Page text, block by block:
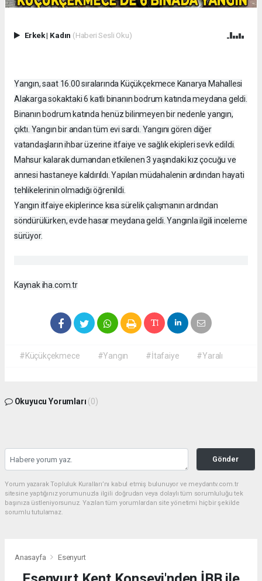
Erkek| Kadın (Haberi Sesli Oku)
Yangın, saat 16.00 sıralarında Küçükçekmece Kanarya Mahallesi
Alakarga sokaktaki 6 katlı binanın bodrum katında meydana geldi.
Binanın bodrum katında henüz bilinmeyen bir nedenle yangın,
çıktı. Yangın bir andan tüm evi sardı. Yangını gören diğer
vatandaşların ihbar üzerine itfaiye ve sağlık ekipleri sevk edildi.
Mahsur kalarak dumandan etkilenen 3 yaşındaki kız çocuğu ve
annesi hastaneye kaldırıldı. Yapılan müdahalenin ardından hayati
tehlikelerinin olmadığı öğrenildi.
Yangın itfaiye ekiplerince kısa sürelik çalışmanın ardından
söndürülürken, evde hasar meydana geldi. Yangınla ilgili inceleme
sürüyor.
Kaynak iha.com.tr
#Küçükçekmece #Yangın #İtafaiye #Yaralı
Okuyucu Yorumları (0)
Gönder
Yorum yazarak Topluluk Kuralları’nı kabul etmiş bulunuyor ve meydantv.com.tr
sitesine yaptığınız yorumunuzla ilgili doğrudan veya dolaylı tüm sorumluluğu tek
başınıza üstleniyorsunuz. Yazılan tüm yorumlardan site yönetimi hiçbir şekilde
sorumlu tutulamaz.
Anasayfa Esenyurt